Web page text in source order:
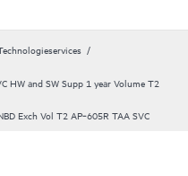
HW and SW Supp 1 year Volume T2
Exch Vol T2 AP‑605R TAA SVC